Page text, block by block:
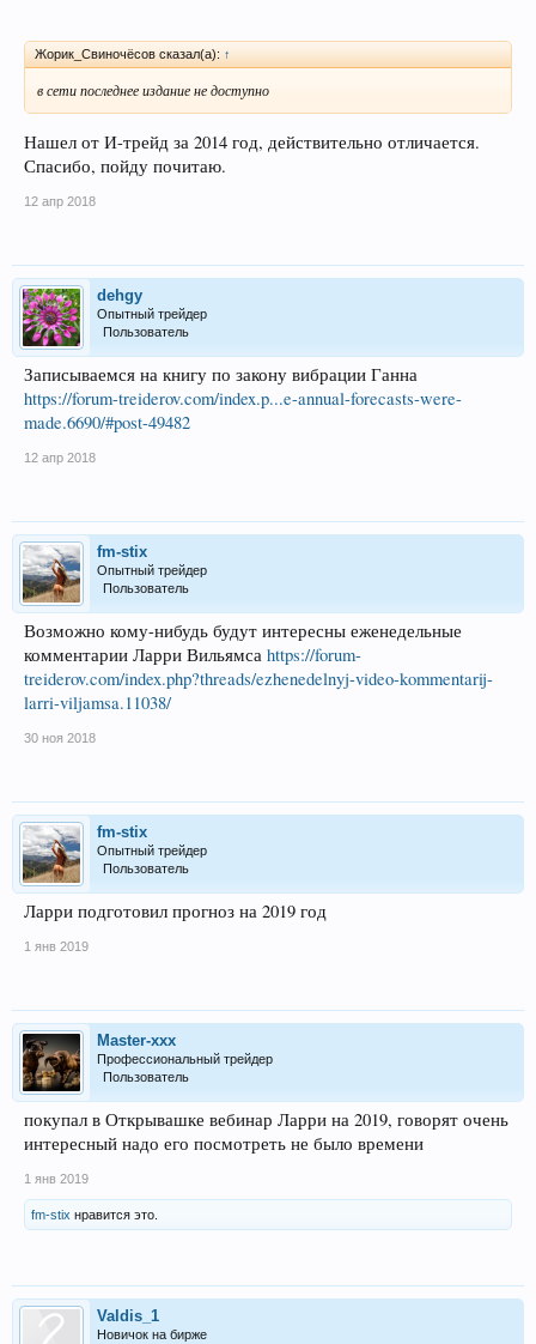
Жорик_Свиночёсов сказал(а): ↑
в сети последнее издание не доступно
Нашел от И-трейд за 2014 год, действительно отличается.
Спасибо, пойду почитаю.
12 апр 2018
dehgy
Опытный трейдер
Пользователь
Записываемся на книгу по закону вибрации Ганна
https://forum-treiderov.com/index.p...e-annual-forecasts-were-
made.6690/#post-49482
12 апр 2018
fm-stix
Опытный трейдер
Пользователь
Возможно кому-нибудь будут интересны еженедельные
комментарии Ларри Вильямса https://forum-
treiderov.com/index.php?threads/ezhenedelnyj-video-kommentarij-
larri-viljamsa.11038/
30 ноя 2018
fm-stix
Опытный трейдер
Пользователь
Ларри подготовил прогноз на 2019 год
1 янв 2019
Master-xxx
Профессиональный трейдер
Пользователь
покупал в Открывашке вебинар Ларри на 2019, говорят очень
интересный надо его посмотреть не было времени
1 янв 2019
fm-stix нравится это.
Valdis_1
Новичок на бирже